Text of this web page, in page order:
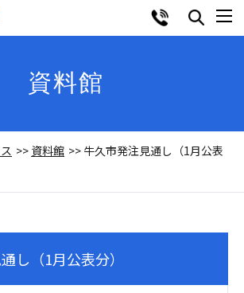
資料館
資料館
牛久市発注見通し（1月公表
し（1月公表分）